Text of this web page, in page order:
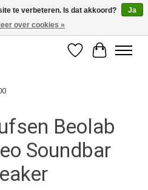
Vraag ons naar de mogelijkheden.
Verlanglijst
Beolab
Soundbar
te verbeteren. Is dat akkoord?
Ja
over cookies »